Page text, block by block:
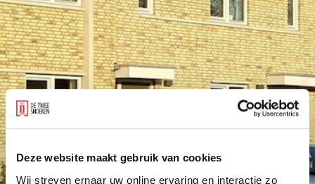
Deze website maakt gebruik van cookies
Wij streven ernaar uw online ervaring en interactie zo